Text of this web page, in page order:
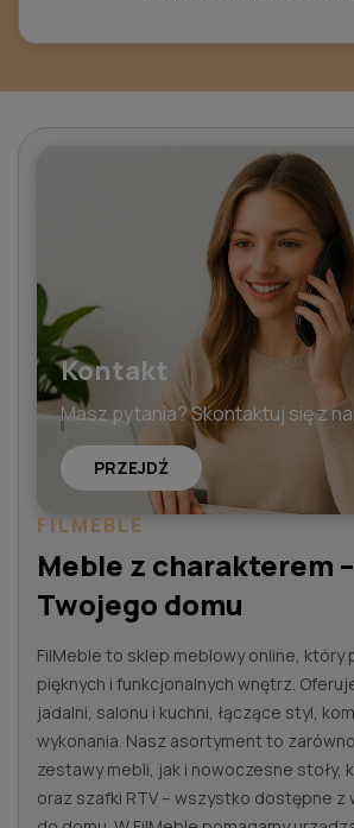
Kontakt
Masz pytania? Skontaktuj się z
PRZEJDŹ
FILMEBLE
Meble z charakterem
Twojego domu
FilMeble to sklep meblowy online, który
pięknych i funkcjonalnych wnętrz.
jadalni, salonu i kuchni, łączące styl,
wykonania. Nasz asortyment to
zestawy mebli, jak i nowoczesne stoły,
oraz szafki RTV – wszystko dostępne